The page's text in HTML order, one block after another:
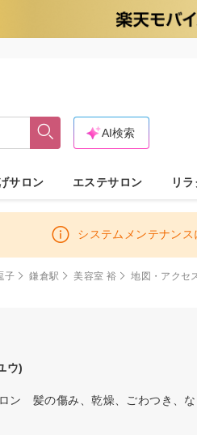
AI検索
サロン エステサロン リ
システムメンテナン
子 鎌倉駅 美容室 裕 地図・アクセ
ウ)
ン 髪の傷み、乾燥、ごわつき、